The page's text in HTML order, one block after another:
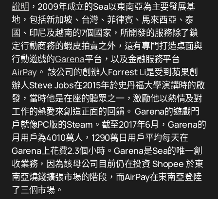
說明 ，2009年成立的Sea以東南亞為主要發展基
地，包括新加坡、台灣、菲律賓、馬來西亞、泰
國、印尼及越南的7個國家，所開發的服務除了鎖
定行動商務的蝦皮拍賣之外，還有專門打造桌面與
行動遊戲的Garena平台，以及金融服務平台
AirPay。 該公司的創辦人Forrest Li是受到蘋果創
辦人Steve Jobs在2015年於史丹福大學演講時的啟
發，當時他是在座的聽眾之一，激勵他以熱情及對
工作的熱愛來創造正面的回饋。 Garena的遊戲門
戶就像PC版的Steam。截至2017年6月，Garena的
月用戶為4010萬人，1290萬日用戶平均每天在
Garena上花費2.3個小時。Garena是Sea的唯一創
收業務，因為該母公司目前仍在投資 Shopee 於東
南亞燒錢擴張市場的階段，而AirPay在東南亞登陸
了三個市場。